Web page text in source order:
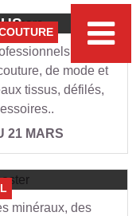
des
de mode et
tissus, défilés,
21 MARS
minéraux, des